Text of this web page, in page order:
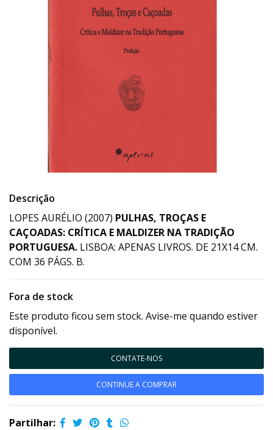
Descrição
LOPES AURÉLIO (2007) PULHAS, TROÇAS E
CAÇOADAS: CRÍTICA E MALDIZER NA TRADIÇÃO
PORTUGUESA. LISBOA: APENAS LIVROS. DE 21X14 CM.
COM 36 PÁGS. B.
Fora de stock
Este produto ficou sem stock. Avise-me quando estiver
disponível.
CONTATE-NOS
CONTINUE A COMPRAR
Partilhar: